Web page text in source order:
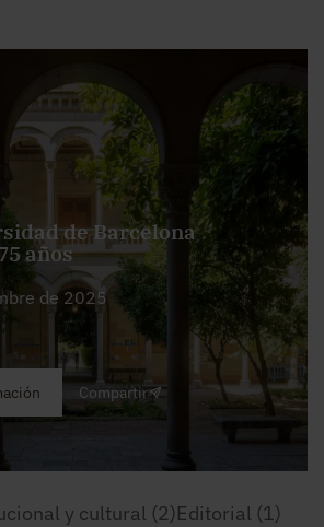
de Barcelona
años
de 2025
Compartir
y cultural (2)Editorial (1)